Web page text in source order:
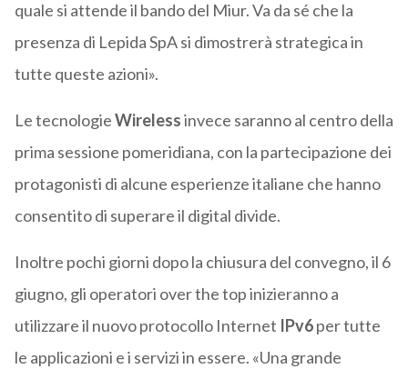
quale si attende il bando del Miur. Va da sé che la
presenza di Lepida SpA si dimostrerà strategica in
tutte queste azioni».
Le tecnologieWirelessinvece saranno al centro della
prima sessione pomeridiana, con la partecipazione dei
protagonisti di alcune esperienze italiane che hanno
consentito di superare il digital divide.
Inoltre pochi giorni dopo la chiusura del convegno, il 6
giugno, gli operatori over the top inizieranno a
utilizzare il nuovo protocollo Internet IPv6per tutte
le applicazioni e i servizi in essere. «Una grande